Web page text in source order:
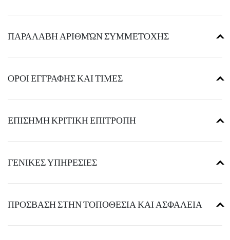
ΠΑΡΑΛΑΒΗ ΑΡΙΘΜΏΝ ΣΥΜΜΕΤΟΧΗΣ
ΟΡΟΙ ΕΓΓΡΑΦΗΣ ΚΑΙ ΤΙΜΕΣ
ΕΠΙΣΗΜΗ ΚΡΙΤΙΚΗ ΕΠΙΤΡΟΠΗ
ΓΕΝΙΚΕΣ ΥΠΗΡΕΣΙΕΣ
ΠΡΟΣΒΑΣΗ ΣΤΗΝ ΤΟΠΟΘΕΣΙΑ ΚΑΙ ΑΣΦΑΛΕΙΑ